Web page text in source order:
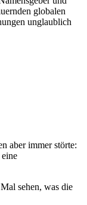
globalen
unglaublich
aber immer störte:
sehen, was die